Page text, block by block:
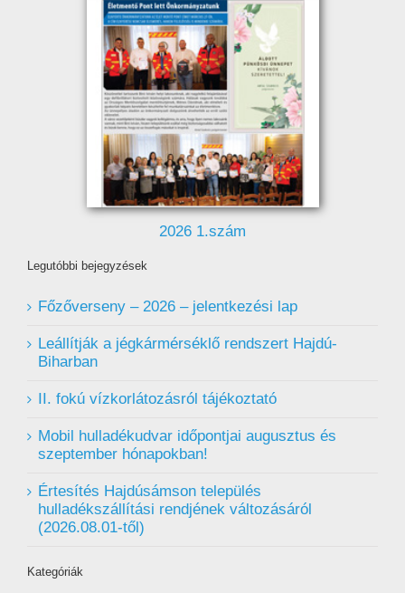
2026 1.szám
Legutóbbi bejegyzések
Főzőverseny – 2026 – jelentkezési lap
Leállítják a jégkármérséklő rendszert Hajdú-
Biharban
II. fokú vízkorlátozásról tájékoztató
Mobil hulladékudvar ️időpontjai augusztus és
szeptember hónapokban!
Értesítés Hajdúsámson település
hulladékszállítási rendjének változásáról
(2026.08.01-től)
Kategóriák